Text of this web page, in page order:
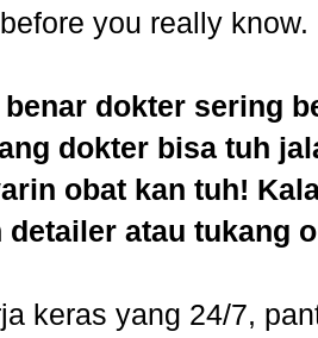
you really know.
benar dokter sering
dokter bisa tuh
obat kan tuh!
detailer atau tukang
keras yang 24/7,